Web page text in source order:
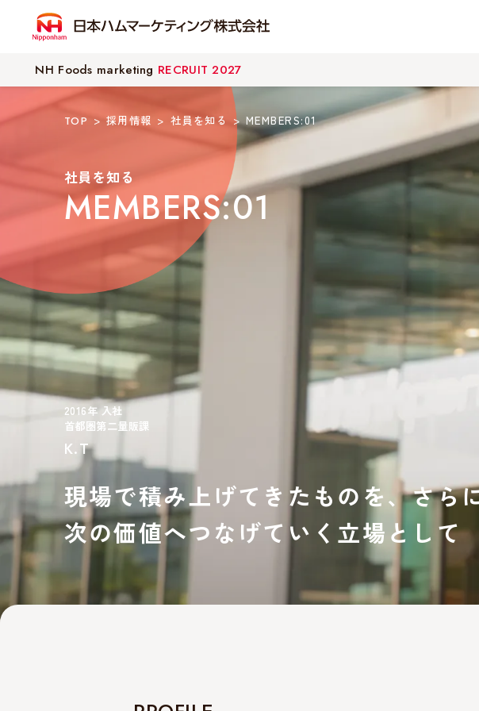
NH Foods marketing RECRUIT 2027
TOP 採用情報 社員を知る MEMBERS:01
社員を知る
MEMBERS:01
2016年 入社
首都圏第二量販課
K.T
現場で積み上げてきたものを、さら
次の価値へつなげていく立場として